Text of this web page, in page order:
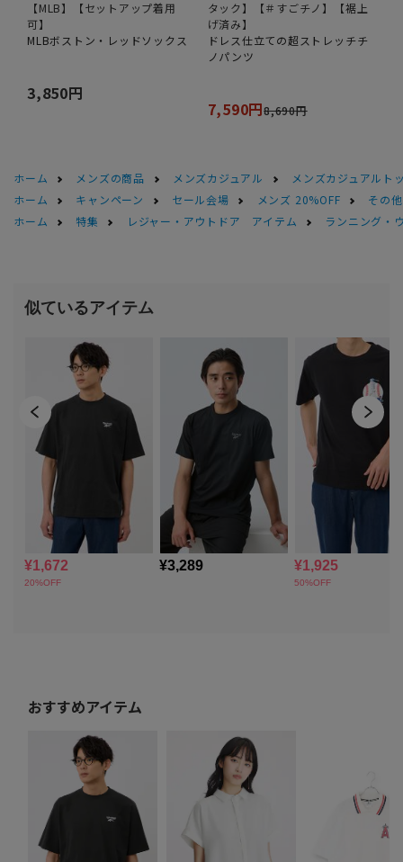
【MLB】【セットアップ着用
可】
MLBボストン・レッドソックス
3,850円
タック】【＃すごチノ】【裾上
げ済み】
ドレス仕立ての超ストレッチチ
ノパンツ
7,590円8,690円
ホーム メンズの商品 メンズカジュアル
メンズカジュアルト
ホーム
キャンペーン セール会場 メンズ 20%OFF
その
ホーム
特集 レジャー・アウトドア アイテム ランニング・